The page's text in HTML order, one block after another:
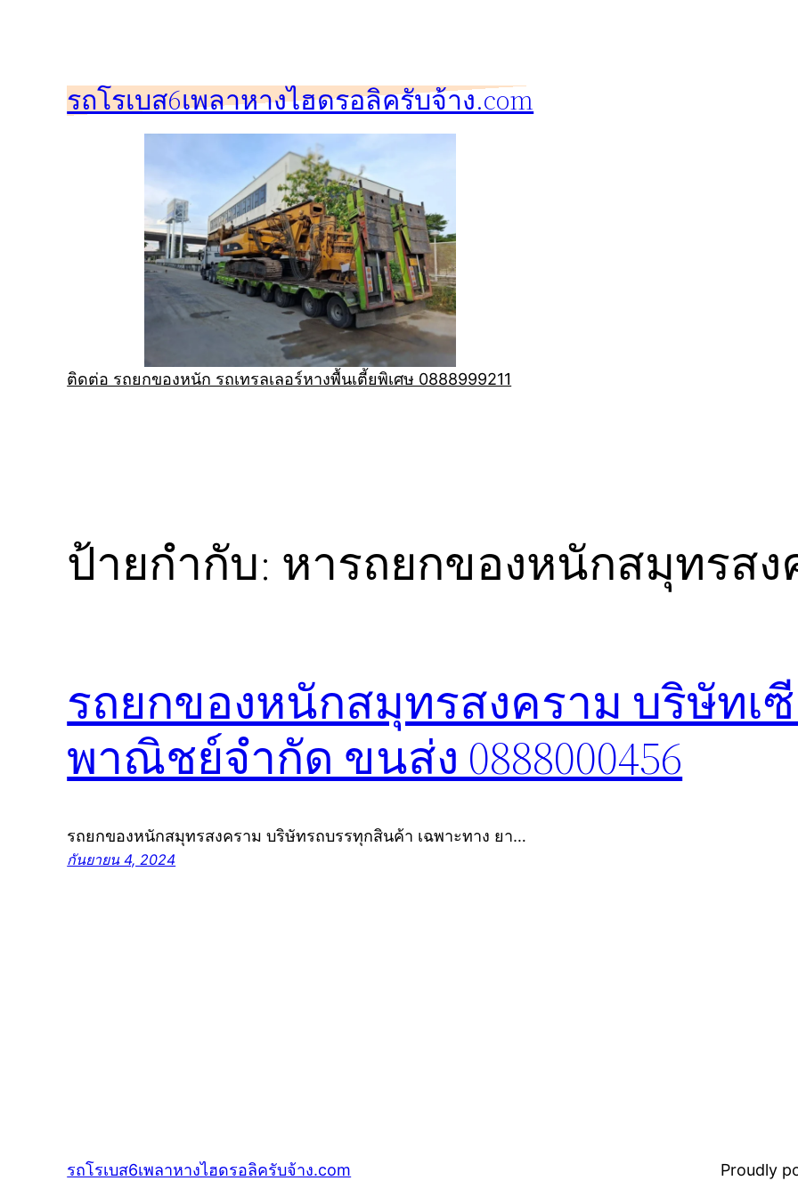
รถโรเบส6เพลาหางไฮดรอลิครับจ้าง.com
ติดต่อ รถยกของหนัก รถเทรลเลอร์หางพื้นเตี้ยพิเศษ 0888999211
ป้ายกำกับ: หารถยกของหนักสมุทรสง
รถยกของหนักสมุทรสงคราม บริษัทเ
พาณิชย์จำกัด ขนส่ง 0888000456
รถยกของหนักสมุทรสงคราม บริษัทรถบรรทุกสินค้า เฉพาะทาง ยา…
กันยายน 4, 2024
รถโรเบส6เพลาหางไฮดรอลิครับจ้าง.com Proudly